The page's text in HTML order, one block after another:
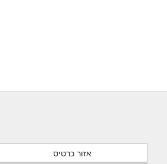
אזור כרטיס